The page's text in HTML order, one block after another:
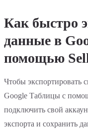
Как быстро
данные в
помощью
Чтобы экспортировать
Google Таблицы с
подключить свой
экспорта и сохранить